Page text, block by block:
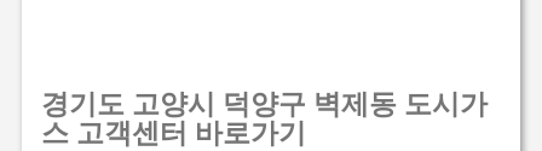
경기도 고양시 덕양구 벽제동 도시가
스 고객센터 바로가기